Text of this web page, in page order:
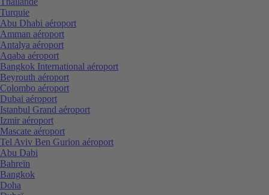
Turquie
Abu Dhabi aéroport
Amman aéroport
Antalya aéroport
Aqaba aéroport
Bangkok International aéroport
Beyrouth aéroport
Colombo aéroport
Dubai aéroport
Istanbul Grand aéroport
Izmir aéroport
Mascate aéroport
Tel Aviv Ben Gurion aéroport
Abu Dabi
Bahreïn
Bangkok
Doha